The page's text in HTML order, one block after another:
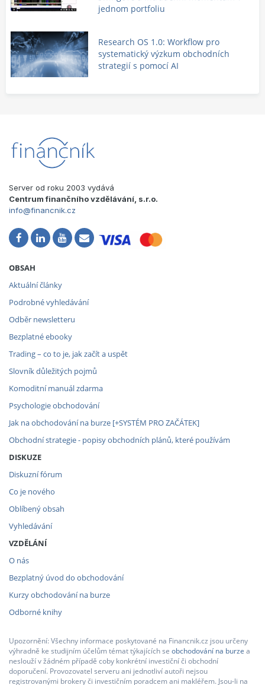
jednom portfoliu
Research OS 1.0: Workflow pro
systematický výzkum obchodních
strategií s pomocí AI
Server od roku 2003 vydává
Centrum finančního vzdělávání, s.r.o.
info@financnik.cz
OBSAH
Aktuální články
Podrobné vyhledávání
Odběr newsletteru
Bezplatné ebooky
Trading – co to je, jak začít a uspět
Slovník důležitých pojmů
Komoditní manuál zdarma
Psychologie obchodování
Jak na obchodování na burze [+SYSTÉM PRO ZAČÁTEK]
Obchodní strategie - popisy obchodních plánů, které používám
DISKUZE
Diskuzní fórum
Co je nového
Oblíbený obsah
Vyhledávání
VZDĚLÁNÍ
O nás
Bezplatný úvod do obchodování
Kurzy obchodování na burze
Odborné knihy
Upozornění: Všechny informace poskytované na Financnik.cz jsou určeny
výhradně ke studijním účelům témat týkajících se obchodování na burze a
neslouží v žádném případě coby konkrétní investiční či obchodní
doporučení. Provozovatel serveru ani jednotliví autoři nejsou
registrovanými brokery či investičním poradcem ani makléřem. Jsou-li na